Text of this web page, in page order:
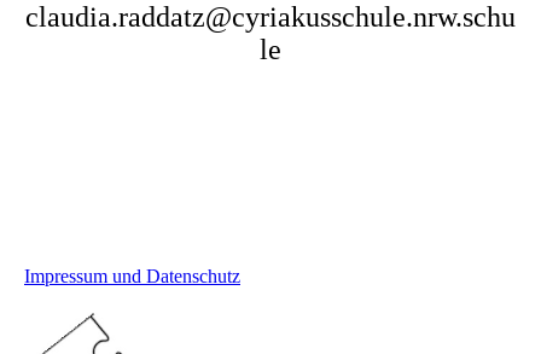
claudia.raddatz@cyriakusschule.nrw.schu
le
Impressum und Datenschutz